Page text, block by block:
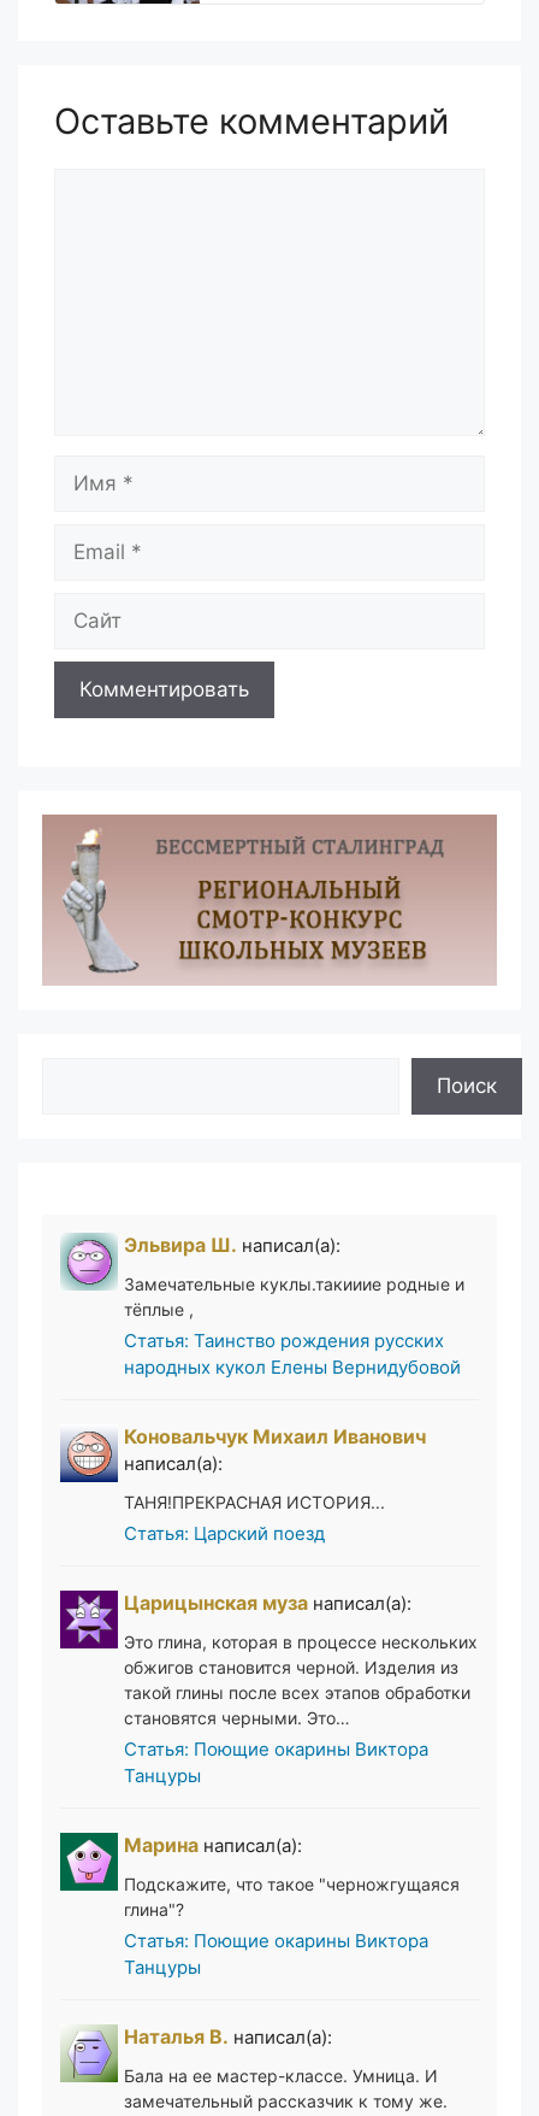
Оставьте комментарий
Поиск
Эльвира Ш. написал(а):
Замечательные куклы.такииие родные и
тёплые ,
Статья: Таинство рождения русских
народных кукол Елены Вернидубовой
Коновальчук Михаил Иванович
написал(а):
ТАНЯ!ПРЕКРАСНАЯ ИСТОРИЯ...
Статья: Царский поезд
Царицынская муза написал(а):
Это глина, которая в процессе нескольких
обжигов становится черной. Изделия из
такой глины после всех этапов обработки
становятся черными. Это…
Статья: Поющие окарины Виктора
Танцуры
Марина написал(а):
Подскажите, что такое "черножгущаяся
глина"?
Статья: Поющие окарины Виктора
Танцуры
Наталья В. написал(а):
Бала на ее мастер-классе. Умница. И
замечательный рассказчик к тому же.